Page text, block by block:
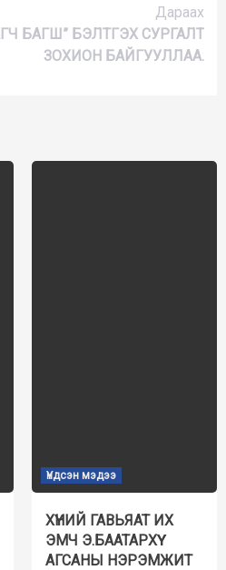
Дараах
БАГШ” БЭЛТГЭХ СУРГАЛТ
ЗОХИОН БАЙГУУЛЛАА.
Үндсэн мэдээ
ХҮНИЙ ГАВЬЯАТ ИХ
ЭМЧ Э.БААТАРХҮҮ
АГСАНЫ НЭРЭМЖИТ